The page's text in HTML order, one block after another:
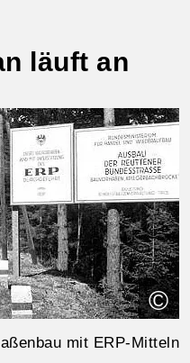
läuft an
©
mit ERP-Mitteln